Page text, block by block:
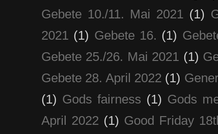
Gebete 10./11. Mai 2021
(1)
2021 (1) Gebete 16. (1)
Gebete 25./26. Mai 2021 (1)
Gebete 28. April 2022 (1)
(1) Gods fairness (1) Gods
April 2022 (1) Good Friday